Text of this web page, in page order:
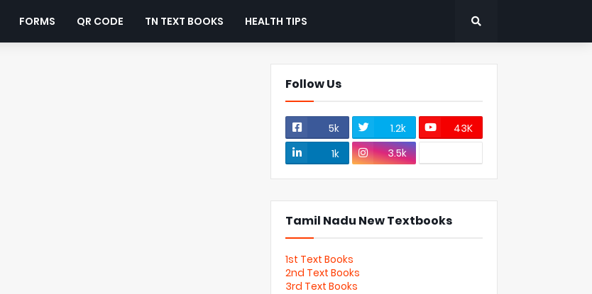
FORMS QR CODE TN TEXT BOOKS HEALTH TIPS
Follow Us
5k 1.2k
43K
1k
3.5k
Tamil Nadu New Textbooks
1st Text Books
2nd Text Books
3rd Text Books